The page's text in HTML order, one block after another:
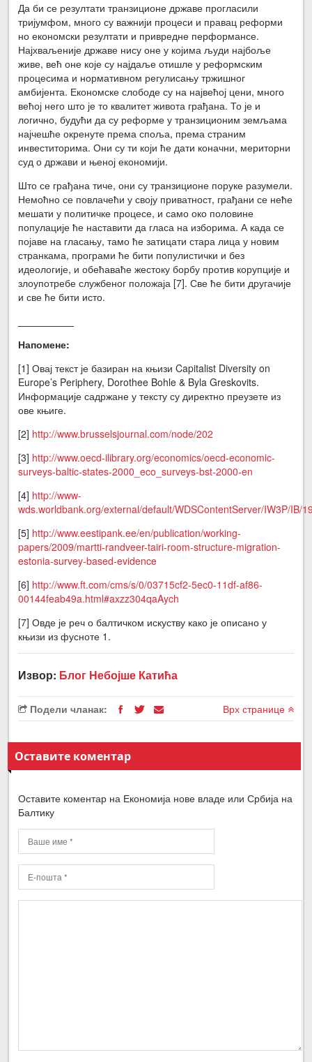
Да би се резултати транзиционе државе прогласили
тријумфом, много су важнији процеси и правац реформи
но економски резултати и привредне перформансе.
Најхваљеније државе нису оне у којима људи најбоље
живе, већ оне које су најдаље отишле у реформским
процесима и нормативном регулисању тржишног
амбијента. Економске слободе су на највећој цени, много
већој него што је то квалитет живота грађана. То је и
логично, будући да су реформе у транзиционим земљама
најчешће окренуте према споља, према страним
инвеститорима. Они су ти који ће дати коначни, мериторни
суд о држави и њеној економији.
Што се грађана тиче, они су транзиционе поруке разумели.
Немоћно се повлачећи у своју приватност, грађани се неће
мешати у политичке процесе, и само око половине
популације ће наставити да гласа на изборима. А када се
појаве на гласању, тамо ће затицати стара лица у новим
странкама, програми ће бити популистички и без
идеологије, и обећаваће жестоку борбу против корупције и
злоупотребе службеног положаја [7]. Све ће бити другачије
и све ће бити исто.
Напомене:
[1] Овај текст је базиран на књизи Capitalist Diversity on
Europe’s Periphery, Dorothee Bohle & Byla Greskovits.
Информације садржане у тексту су директно преузете из
ове књиге.
[2] http://www.brusselsjournal.com/node/202
[3] http://www.oecd-ilibrary.org/economics/oecd-economic-
surveys-baltic-states-2000_eco_surveys-bst-2000-en
[4] http://www-
wds.worldbank.org/external/default/WDSContentServer/IW3P/
[5] http://www.eestipank.ee/en/publication/working-
papers/2009/martti-randveer-tairi-room-structure-migration-
estonia-survey-based-evidence
[6] http://www.ft.com/cms/s/0/03715cf2-5ec0-11df-af86-
00144feab49a.html#axzz304qaAych
[7] Овде је реч о балтичком искуству како је описано у
књизи из фусноте 1.
Извор: Блог Небојше Катића
Подели чланак: Врх странице
Оставите коментар
Оставите коментар на Економија нове владе или Србија на
Балтику